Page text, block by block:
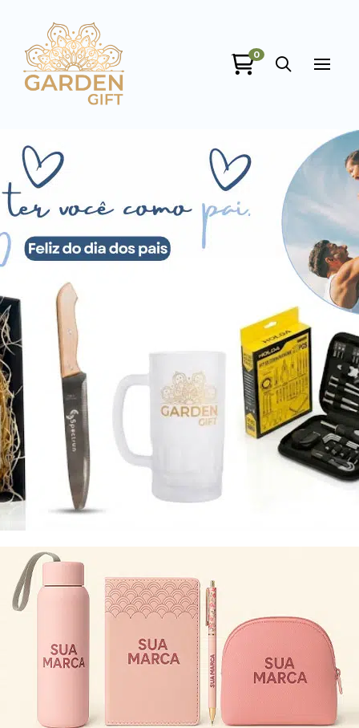
0
Garden Gift
online
+55
Eu concordo em receber comunicações.
A nossa empresa está comprometida a proteger e respeitar
sua privacidade, utilizaremos seus dados apenas para fins
de marketing. Você pode alterar suas preferências a
qualquer momento.
Iniciar conversa